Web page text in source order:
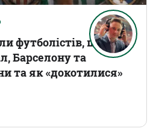
футболістів, що
Барселону та
та як «докотилися»